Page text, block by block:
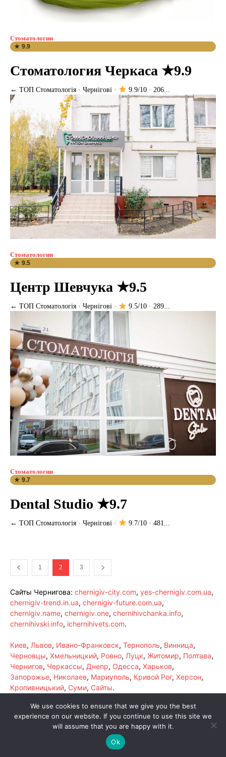
Стоматологии
★ 9.9
Стоматология Черкаса ★9.9
← ТОП Стоматологія · Чернігові · 9.9/10 · 206...
Стоматологии
★ 9.5
Центр Шевчука ★9.5
← ТОП Стоматологія · Чернігові · 9.5/10 · 289...
Стоматологии
★ 9.7
Dental Studio ★9.7
← ТОП Стоматологія · Чернігові · 9.7/10 · 481...
1 2 3
Сайты Чернигова: chernigiv-city.com, yes-chernigiv.com.ua,
chernigiv-trend.in.ua, chernigiv-future.com.ua,
chernigiv.name, chernigiv.one, chernihivchanka.info,
chernihivski.info, ichernihivets.com.
Киев, Львов, Ивано-Франковск, Тернополь, Винница,
Черновцы, Хмельницкий, Ровно, Луцк, Житомир, Полтава,
Чернигов, Черкассы, Днепр, Одесса, Харьков,
Запорожье, Николаев, Мариуполь, Кривой Рог, Херсон,
Кропивницький, Суми, Сайты.
We use cookies to ensure that we give you the best
experience on our website. If you continue to use this site we
will assume that you are happy with it.
Ok